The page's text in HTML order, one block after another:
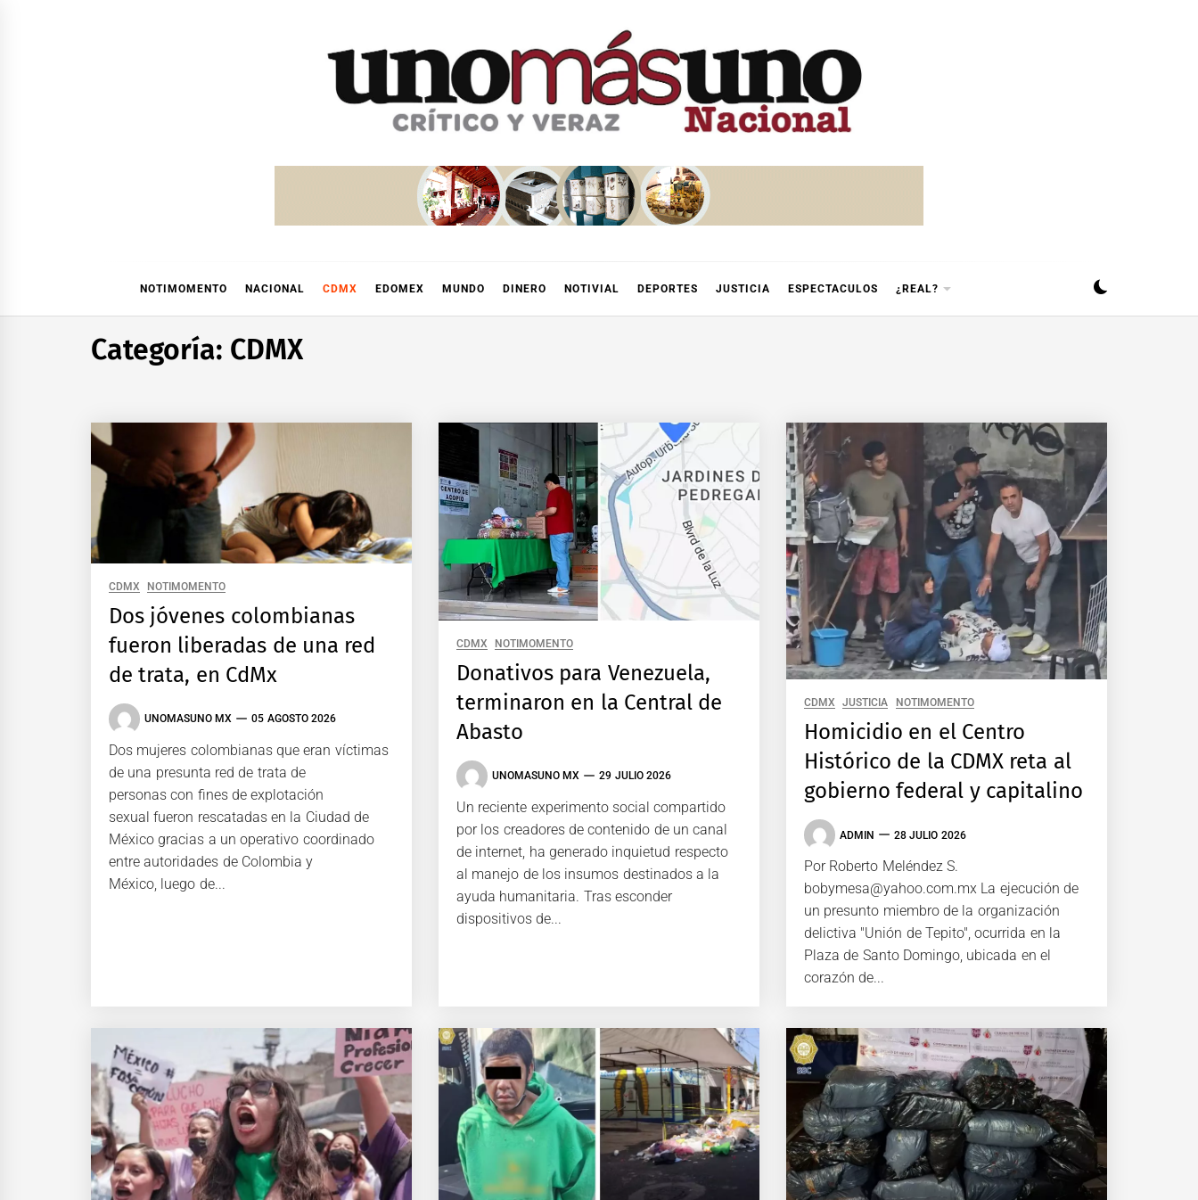
NOTIMOMENTO NACIONAL CDMX EDOMEX MUNDO DINERO NOTIVIAL DEPORTES JUSTICIA ESPECTACULOS ¿REAL?
Categoría: CDMX
CDMX NOTIMOMENTO
Dos jóvenes colombianas
fueron liberadas de una red
de trata, en CdMx
UNOMASUNO MX 05 AGOSTO 2026
Dos mujeres colombianas que eran víctimas
de una presunta red de trata de
personas con fines de explotación
sexual fueron rescatadas en la Ciudad de
México gracias a un operativo coordinado
entre autoridades de Colombia y
México, luego de...
CDMX NOTIMOMENTO
Donativos para Venezuela,
terminaron en la Central de
Abasto
UNOMASUNO MX 29 JULIO 2026
Un reciente experimento social compartido
por los creadores de contenido de un canal
de internet, ha generado inquietud respecto
al manejo de los insumos destinados a la
ayuda humanitaria. Tras esconder
dispositivos de...
CDMX JUSTICIA NOTIMOMENTO
Homicidio en el Centro
Histórico de la CDMX reta al
gobierno federal y capitalino
ADMIN 28 JULIO 2026
Por Roberto Meléndez S.
bobymesa@yahoo.com.mx La ejecución de
un presunto miembro de la organización
delictiva "Unión de Tepito", ocurrida en la
Plaza de Santo Domingo, ubicada en el
corazón de...